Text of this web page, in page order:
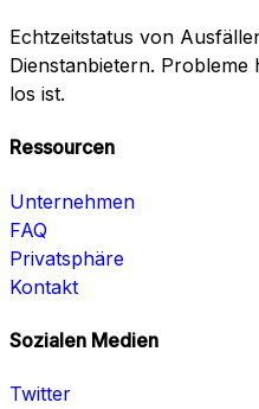
Echtzeitstatus von
Dienstanbietern. Probleme
los ist.
Ressourcen
Unternehmen
FAQ
Privatsphäre
Kontakt
Sozialen Medien
Twitter